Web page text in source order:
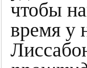
чтобы
время у